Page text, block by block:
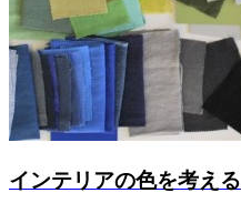
インテリアの色を考える